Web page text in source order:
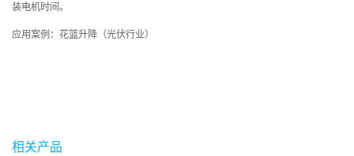
装电机时间。
应用案例：花篮升降（光伏行业）
相关产品